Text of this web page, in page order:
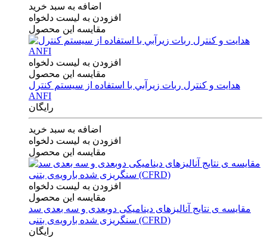
اضافه به سبد خرید
افزودن به لیست دلخواه
مقایسه این محصول
افزودن به لیست دلخواه
مقایسه این محصول
هدايت و كنترل ربات زيرآبي با استفاده از سيستم كنترل
ANFI
رایگان
اضافه به سبد خرید
افزودن به لیست دلخواه
مقایسه این محصول
افزودن به لیست دلخواه
مقایسه این محصول
مقایسه ی‌ نتایج آنالیزهای‌ دینامیکی‌ دوبعدی‌ و‌ سه بعدی‌ سد
سنگریزی‌ شده با‌رویه‌ی‌ بتنی‌ (CFRD)
رایگان